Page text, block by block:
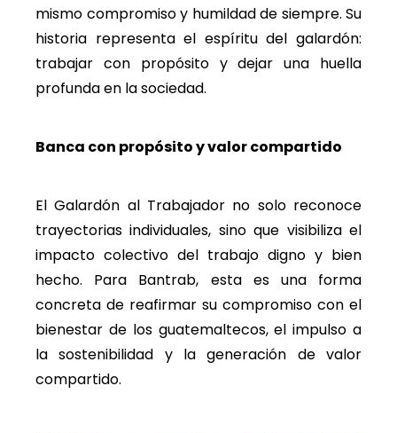
mismo compromiso y humildad de siempre. Su
historia representa el espíritu del galardón:
trabajar con propósito y dejar una huella
profunda en la sociedad.
Banca con propósito y valor compartido
El Galardón al Trabajador no solo reconoce
trayectorias individuales, sino que visibiliza el
impacto colectivo del trabajo digno y bien
hecho. Para Bantrab, esta es una forma
concreta de reafirmar su compromiso con el
bienestar de los guatemaltecos, el impulso a
la sostenibilidad y la generación de valor
compartido.